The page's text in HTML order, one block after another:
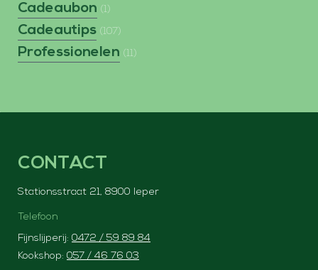
Cadeaubon (1)
Cadeautips (107)
Professionelen (11)
CONTACT
Stationsstraat 21, 8900 Ieper
Telefoon
Fijnslijperij: 0472 / 59 89 84
Kookshop: 057 / 46 76 03